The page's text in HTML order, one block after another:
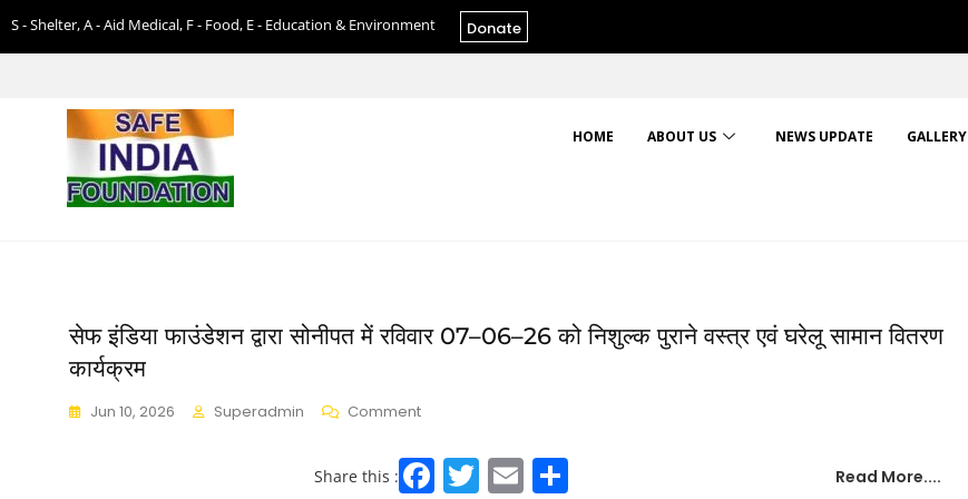
S - Shelter, A - Aid Medical, F - Food, E - Education & Environment Donate
HOME ABOUT US NEWS UPDATE GALLERY
सेफ इंडिया फाउंडेशन द्वारा सोनीपत में रविवार 07–06–26 को निशुल्क पुराने वस्त्र एवं घरेलू सामान वितरण
कार्यक्रम
Jun 10, 2026 Superadmin Comment
Share this : F T E Read More....